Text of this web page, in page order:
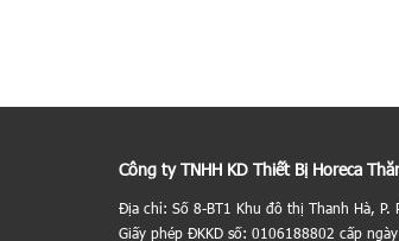
Công ty TNHH KD Thiết Bị Horeca
Địa chỉ: Số 8-BT1 Khu đô thị Thanh Hà, P.
Giấy phép ĐKKD số: 0106188802 cấp